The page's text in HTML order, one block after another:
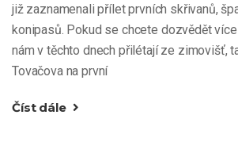
již zaznamenali přílet prvních skřivanů,
konipasů. Pokud se chcete dozvědět
nám v těchto dnech přilétají ze zimovišť,
Tovačova na první
Číst dále